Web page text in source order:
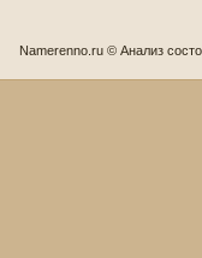
Namerenno.ru © Анализ